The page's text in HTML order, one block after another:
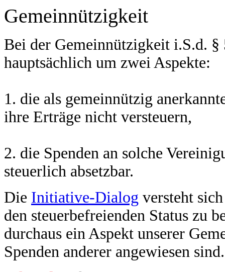
Gemeinnützigkeit
Bei der Gemeinnützigkeit i.S.d. §
hauptsächlich um zwei Aspekte:
1. die als gemeinnützig
ihre Erträge nicht versteuern,
2. die Spenden an solche
steuerlich absetzbar.
Die Initiative-Dialog versteht
den steuerbefreienden Status zu
durchaus ein Aspekt unserer
Spenden anderer angewiesen